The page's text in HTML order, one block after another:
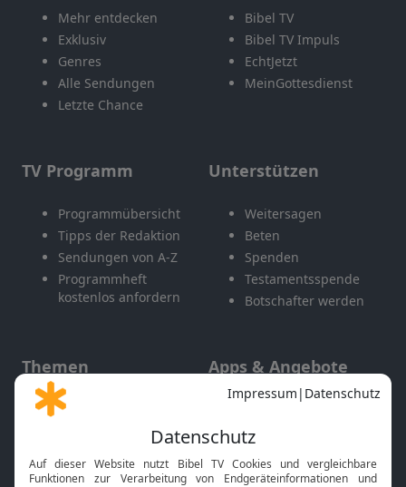
Mehr entdecken
Exklusiv
Genres
Alle Sendungen
Letzte Chance
Bibel TV
Bibel TV Impuls
EchtJetzt
MeinGottesdienst
TV Programm
Programmübersicht
Tipps der Redaktion
Sendungen von A-Z
Programmheft
kostenlos anfordern
Unterstützen
Weitersagen
Beten
Spenden
Testamentsspende
Botschafter werden
Themen
Gott und Bibel erklärt
Neuigkeiten
Apps & Angebote
Mobile App
Smart TV